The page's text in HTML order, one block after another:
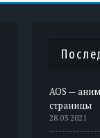
AOS —
страницы
28.03.2021